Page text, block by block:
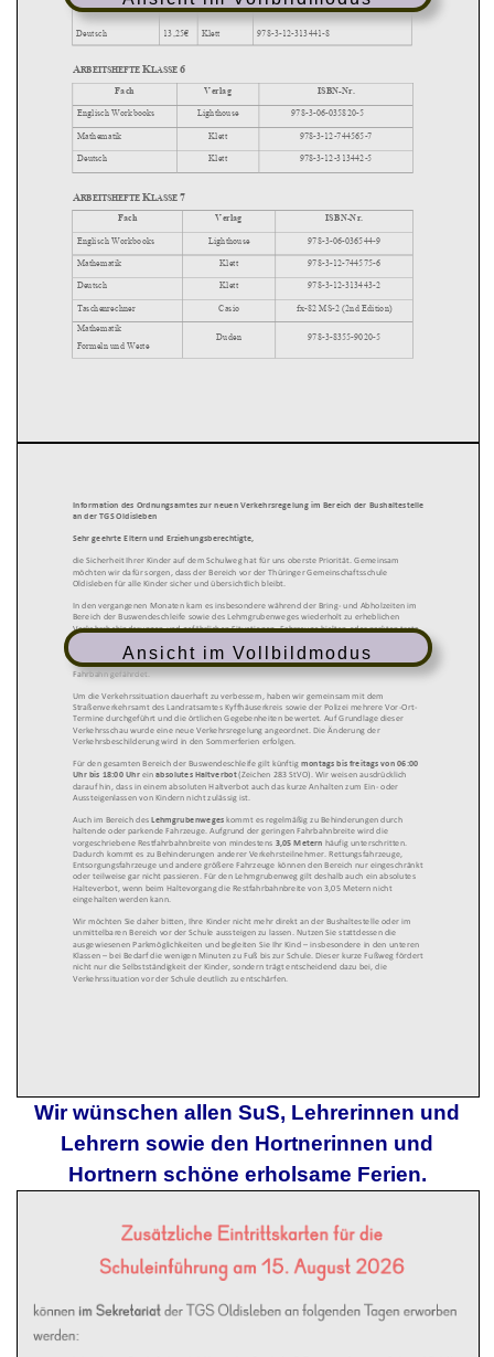
Ansicht im Vollbildmodus
Wir wünschen allen SuS, Lehrerinnen und
Lehrern sowie den Hortnerinnen und
Hortnern schöne erholsame Ferien.